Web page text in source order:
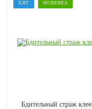
ХИТ НОВИНКА
Бдительный страж